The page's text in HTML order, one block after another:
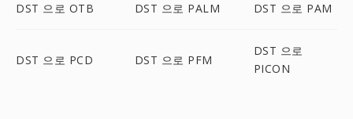
DST 으로 OTB DST 으로 PALM DST 으로 PAM
DST 으로 PCD DST 으로 PFM
DST 으로
PICON